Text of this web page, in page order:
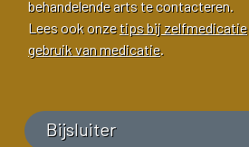
behandelende arts te contacteren.
Lees ook onzetips bij zelfmedicatie
gebruik van medicatie.
Bijsluiter